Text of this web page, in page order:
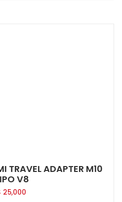
TRAVEL ADAPTER M10
V8
25,000